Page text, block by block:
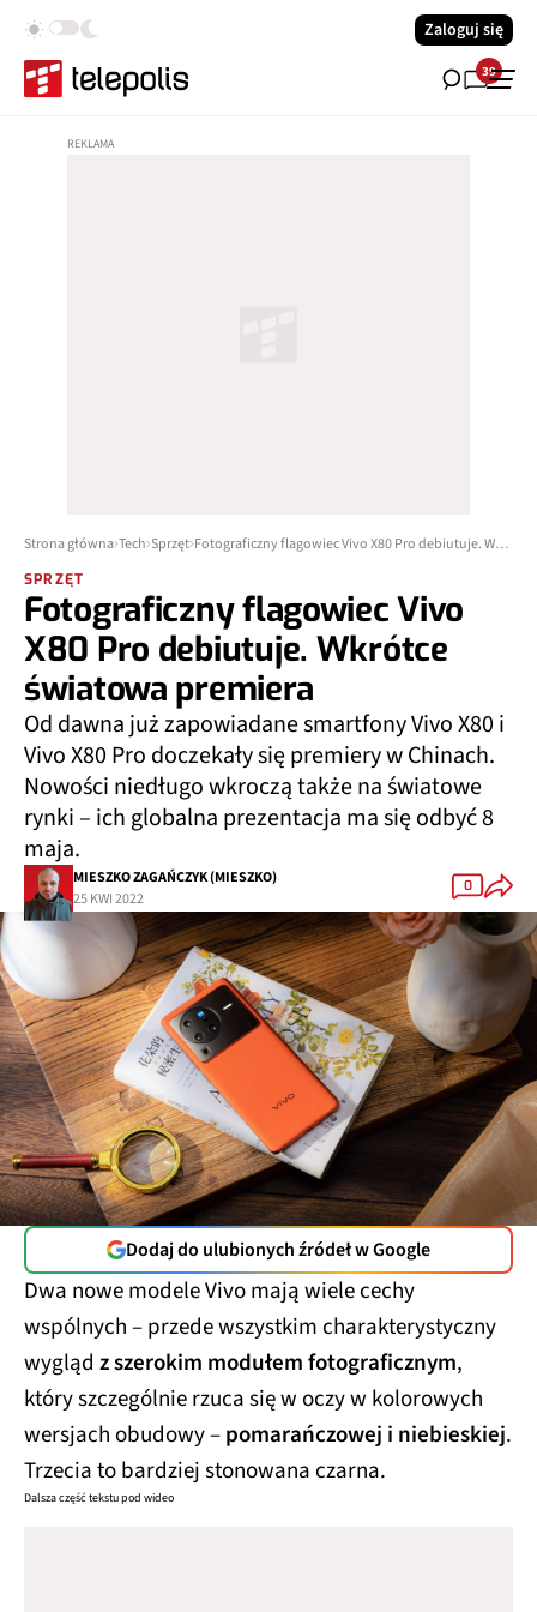
Zaloguj się
39
Strona główna Tech Sprzęt Fotograficzny flagowiec Vivo X80 Pro debiutuje. Wkrótce światowa premiera
SPRZĘT
Fotograficzny flagowiec Vivo
X80 Pro debiutuje. Wkrótce
światowa premiera
Od dawna już zapowiadane smartfony Vivo X80 i
Vivo X80 Pro doczekały się premiery w Chinach.
Nowości niedługo wkroczą także na światowe
rynki – ich globalna prezentacja ma się odbyć 8
maja.
MIESZKO ZAGAŃCZYK (MIESZKO)
25 KWI 2022
0
Dodaj do ulubionych źródeł w Google
Dwa nowe modele Vivo mają wiele cechy
wspólnych – przede wszystkim charakterystyczny
wygląd z szerokim modułem fotograficznym,
który szczególnie rzuca się w oczy w kolorowych
wersjach obudowy –pomarańczowej i niebieskiej.
Trzecia to bardziej stonowana czarna.
Dalsza część tekstu pod wideo